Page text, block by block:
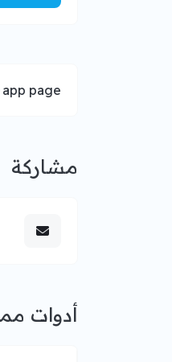
page.
مشاركة
أدوات